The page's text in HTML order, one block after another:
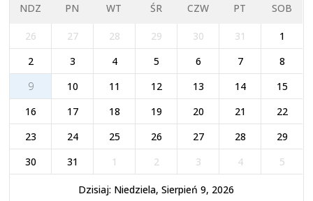
NDZ PN WT ŚR CZW PT SOB
26 27 28 29 30 31
1
2
3 4 5 6 7
8
9
10 11 12 13 14
15
16
17 18 19 20 21
22
23
24 25 26 27 28
29
30
31 1 2 3 4 5
Dzisiaj: Niedziela, Sierpień 9, 2026